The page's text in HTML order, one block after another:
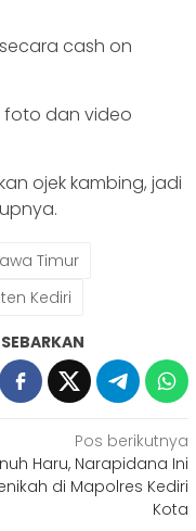
cash on
foto dan video
ojek kambing, jadi
Timur
Kediri
SEBARKAN
Pos berikutnya
Haru, Narapidana Ini
di Mapolres Kediri
Kota